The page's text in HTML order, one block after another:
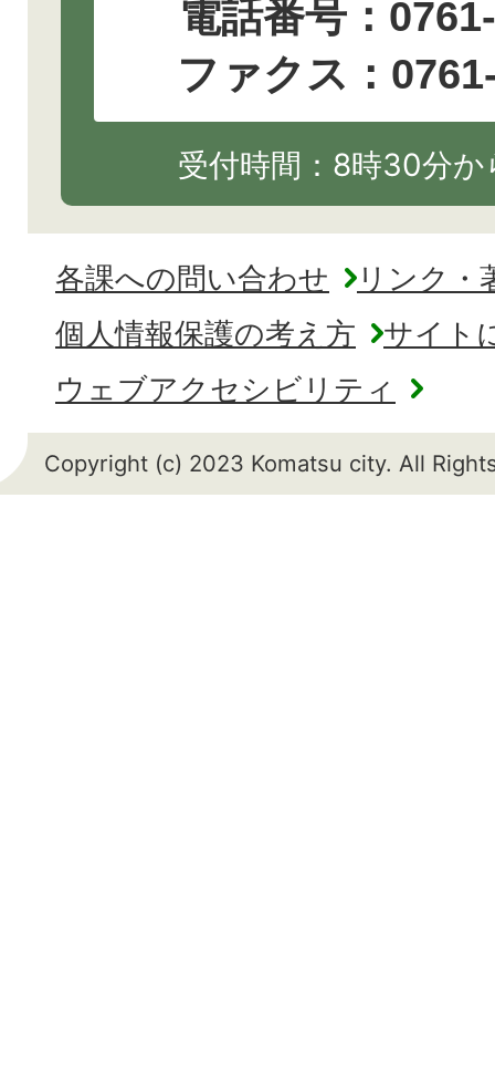
電話番号：
ファクス：
受付時間：8時30分
各課への問い合わせ
リンク・
個人情報保護の考え方
サイト
ウェブアクセシビリティ
Copyright (c) 2023 Komatsu city. All